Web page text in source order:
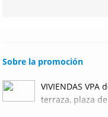
Sobre la promoción
VIVIENDAS
terraza, plaza